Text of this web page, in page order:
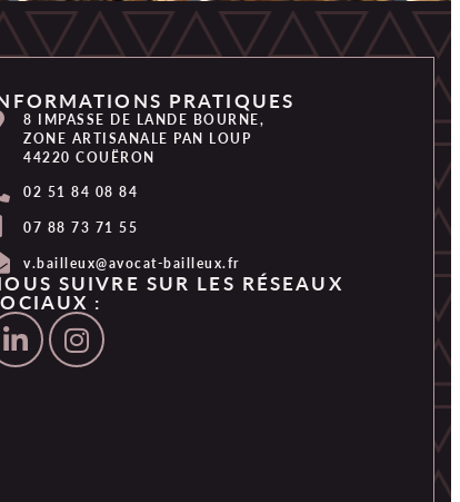
PRATIQUES
8 IMPASSE DE LANDE BOURNE,
ZONE ARTISANALE PAN LOUP
44220 COUËRON
02 51 84 08 84
07 88 73 71 55
v.bailleux@avocat-bailleux.fr
SUIVRE SUR LES RÉSEAUX
: